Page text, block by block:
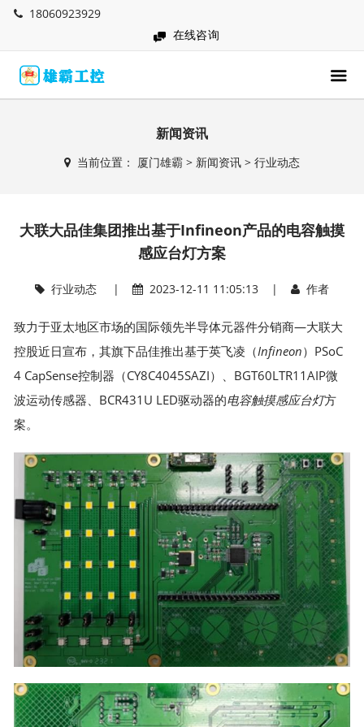
18060923929
在线咨询
新闻资讯
当前位置： 厦门雄霸> 新闻资讯> 行业动态
大联大品佳集团推出基于Infineon产品的电容触摸
感应台灯方案
行业动态| 2023-12-11 11:05:13 | 作者
致力于亚太地区市场的国际领先半导体元器件分销商—大联大
控股近日宣布，其旗下品佳推出基于英飞凌（Infineon）PSoC
4 CapSense控制器（CY8C4045SAZI）、BGT60LTR11AIP微
波运动传感器、BCR431U LED驱动器的电容触摸感应台灯方
案。